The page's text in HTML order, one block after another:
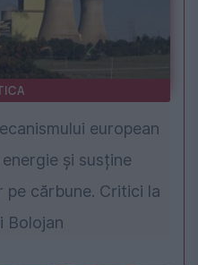
european
și susține
pe cărbune. Critici la
Bolojan